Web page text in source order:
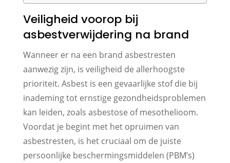
Veiligheid voorop bij
asbestverwijdering na brand
Wanneer er na een brand asbestresten
aanwezig zijn, is veiligheid de allerhoogste
prioriteit. Asbest is een gevaarlijke stof die bij
inademing tot ernstige gezondheidsproblemen
kan leiden, zoals asbestose of mesothelioom.
Voordat je begint met het opruimen van
asbestresten, is het cruciaal om de juiste
persoonlijke beschermingsmiddelen (PBM’s)